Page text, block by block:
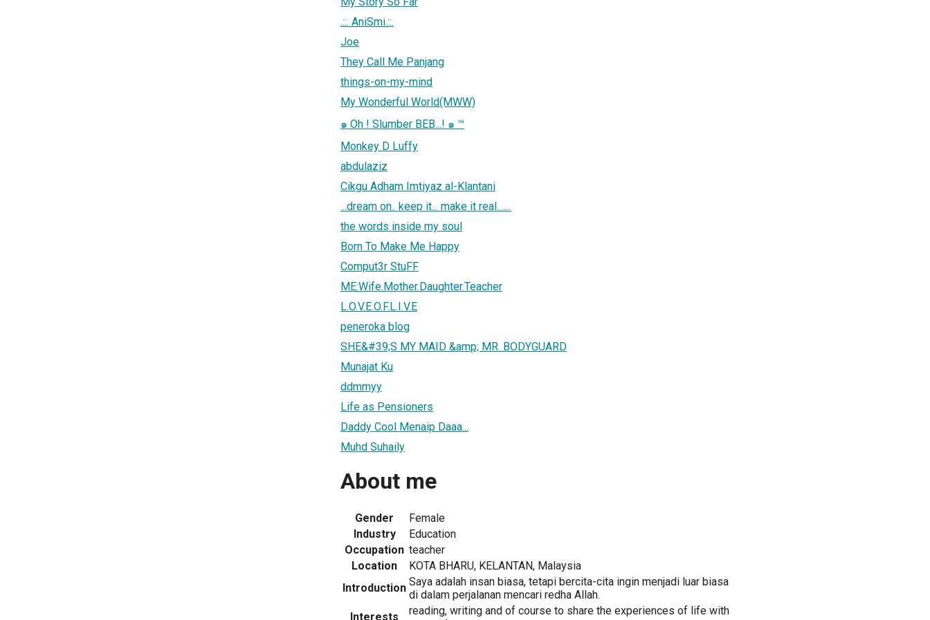
.::. AniSmi.::.
Joe
They Call Me Panjang
things-on-my-mind
My Wonderful World(MWW)
๑ Oh ! Slumber BEB...! ๑ ™
Monkey D Luffy
abdulaziz
Cikgu Adham Imtiyaz al-Klantani
...dream on.. keep it... make it real.......
the words inside my soul
Born To Make Me Happy
Comput3r StuFF
ME:Wife.Mother.Daughter.Teacher
L.O.V.E.O.F.L.I.V.E
peneroka blog
SHE&#39;S MY MAID &amp; MR. BODYGUARD
Munajat Ku
ddmmyy
Life as Pensioners
Daddy Cool Menaip Daaa...
Muhd Suhaily
About me
Gender
Female
Industry
Education
Occupation teacher
Location
KOTA BHARU, KELANTAN, Malaysia
Introduction Saya adalah insan biasa, tetapi bercita-cita ingin menjadi luar biasa
di dalam perjalanan mencari redha Allah.
Interests
reading, writing and of course to share the experiences of life with